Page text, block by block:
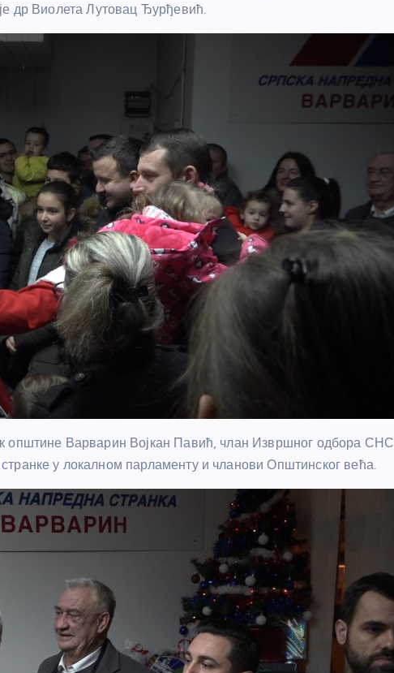
др Виолета Лутовац Ђурђевић.
општине Варварин Војкан Павић, члан Извршног одбора СНС
у локалном парламенту и чланови Општинског већа.